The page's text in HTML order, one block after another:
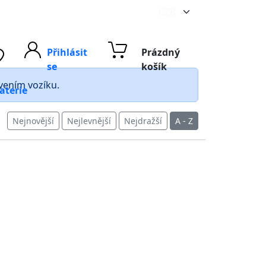
Přihlásit
se
Prázdný
košík
vozíku.
Nejnovější Nejlevnější Nejdražší A - Z